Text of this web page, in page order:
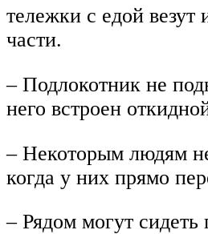
тележки с едой везут
части.
– Подлокотник не
него встроен
– Некоторым людям
когда у них прямо
– Рядом могут